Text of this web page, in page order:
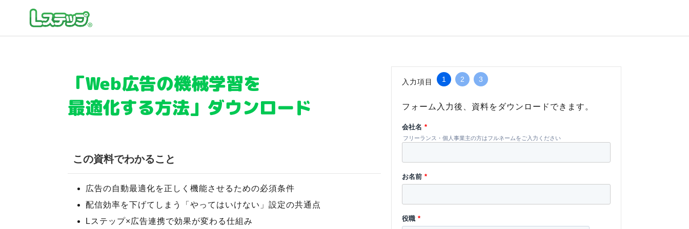
「Web広告の機械学習を
最適化する方法」ダウンロード
この資料でわかること
広告の自動最適化を正しく機能させるための必須条件
配信効率を下げてしまう「やってはいけない」設定の共通点
Lステップ×広告連携で効果が変わる仕組み
入力項目 1 2 3
フォーム入力後、資料をダウンロードできます。
会社名 *
フリーランス・個人事業主の方はフルネームをご入力ください
お名前 *
役職 *